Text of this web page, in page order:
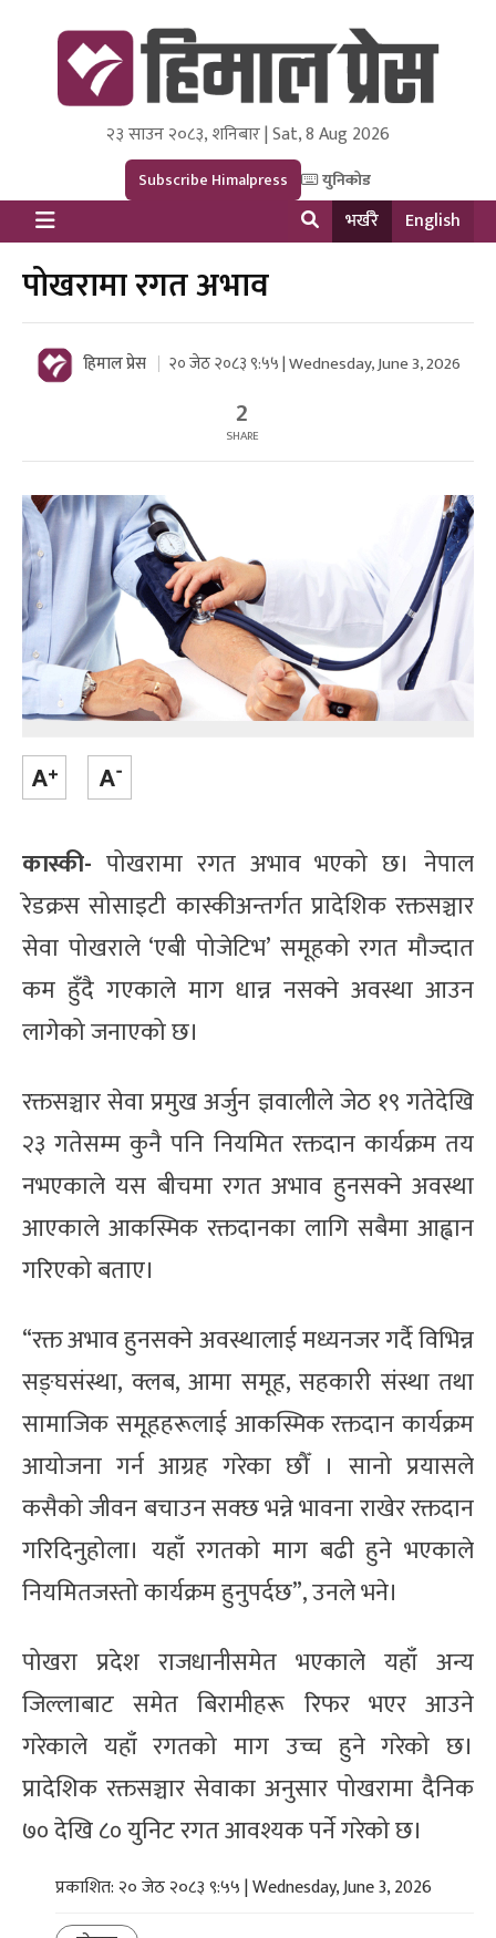
Himal Press
Dot NewsyNepal Media and Research Pvt Ltd.
२३ साउन २०८३, शनिबार | Sat, 8 Aug 2026
Subscribe Himalpress युनिकोड
भर्खरै English
पोखरामा रगत अभाव
हिमाल प्रेस २० जेठ २०८३ ९:५५ | Wednesday, June 3, 2026
2
SHARE
कास्की- पोखरामा रगत अभाव भएको छ। नेपाल
रेडक्रस सोसाइटी कास्कीअन्तर्गत प्रादेशिक रक्तसञ्चार
सेवा पोखराले ‘एबी पोजेटिभ’ समूहको रगत मौज्दात
कम हुँदै गएकाले माग धान्न नसक्ने अवस्था आउन
लागेको जनाएको छ।
रक्तसञ्चार सेवा प्रमुख अर्जुन ज्ञवालीले जेठ १९ गतेदेखि
२३ गतेसम्म कुनै पनि नियमित रक्तदान कार्यक्रम तय
नभएकाले यस बीचमा रगत अभाव हुनसक्ने अवस्था
आएकाले आकस्मिक रक्तदानका लागि सबैमा आह्वान
गरिएको बताए।
“रक्त अभाव हुनसक्ने अवस्थालाई मध्यनजर गर्दै विभिन्न
सङ्घसंस्था, क्लब, आमा समूह, सहकारी संस्था तथा
सामाजिक समूहहरूलाई आकस्मिक रक्तदान कार्यक्रम
आयोजना गर्न आग्रह गरेका छौँ । सानो प्रयासले
कसैको जीवन बचाउन सक्छ भन्ने भावना राखेर रक्तदान
गरिदिनुहोला। यहाँ रगतको माग बढी हुने भएकाले
नियमितजस्तो कार्यक्रम हुनुपर्दछ”, उनले भने।
पोखरा प्रदेश राजधानीसमेत भएकाले यहाँ अन्य
जिल्लाबाट समेत बिरामीहरू रिफर भएर आउने
गरेकाले यहाँ रगतको माग उच्च हुने गरेको छ।
प्रादेशिक रक्तसञ्चार सेवाका अनुसार पोखरामा दैनिक
७० देखि ८० युनिट रगत आवश्यक पर्ने गरेको छ।
प्रकाशित: २० जेठ २०८३ ९:५५ | Wednesday, June 3, 2026